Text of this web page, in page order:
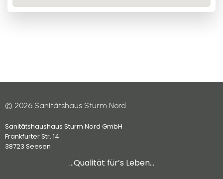
© 2026 Sanitätshaus Sturm Nord
Sanitätshaushaus Sturm Nord GmbH
Frankfurter Str. 14
38723 Seesen
…Qualität für’s Leben…